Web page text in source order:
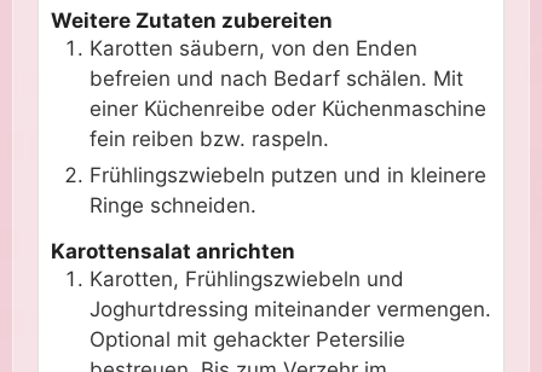
Weitere Zutaten zubereiten
Karotten säubern, von den Enden
befreien und nach Bedarf schälen. Mit
einer Küchenreibe oder Küchenmaschine
fein reiben bzw. raspeln.
Frühlingszwiebeln putzen und in kleinere
Ringe schneiden.
Karottensalat anrichten
Karotten, Frühlingszwiebeln und
Joghurtdressing miteinander vermengen.
Optional mit gehackter Petersilie